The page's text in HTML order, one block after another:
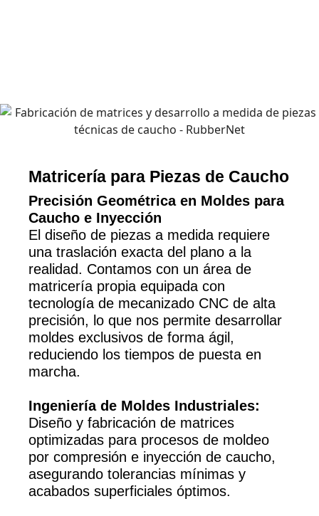
Matricería para Piezas de Caucho
Precisión Geométrica en Moldes para
Caucho e Inyección
El diseño de piezas a medida requiere
una traslación exacta del plano a la
realidad. Contamos con un área de
matricería propia equipada con
tecnología de mecanizado CNC de alta
precisión, lo que nos permite desarrollar
moldes exclusivos de forma ágil,
reduciendo los tiempos de puesta en
marcha.
Ingeniería de Moldes Industriales:
Diseño y fabricación de matrices
optimizadas para procesos de moldeo
por compresión e inyección de caucho,
asegurando tolerancias mínimas y
acabados superficiales óptimos.